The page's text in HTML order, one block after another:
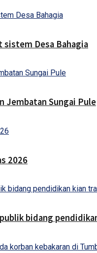
sistem Desa Bahagia
Jembatan Sungai Pule
2026
bidang